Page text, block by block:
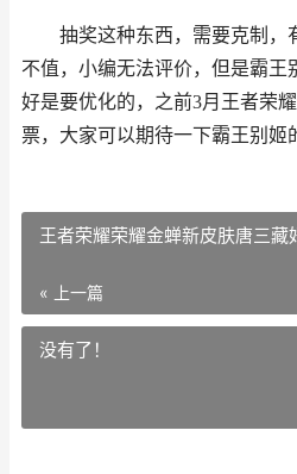
抽奖这种东西，需要克制，
不值，小编无法评价，但是霸王
好是要优化的，之前3月王者荣
票，大家可以期待一下霸王别姬
王者荣耀荣耀金蝉新皮肤唐三
« 上一篇
没有了！